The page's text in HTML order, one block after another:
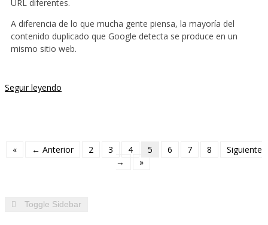
URL diferentes.
A diferencia de lo que mucha gente piensa, la mayoría del
contenido duplicado que Google detecta se produce en un
mismo sitio web.
Seguir leyendo
« ← Anterior 2 3 4 5 6 7 8
Siguiente
→
»
Toggle Sidebar